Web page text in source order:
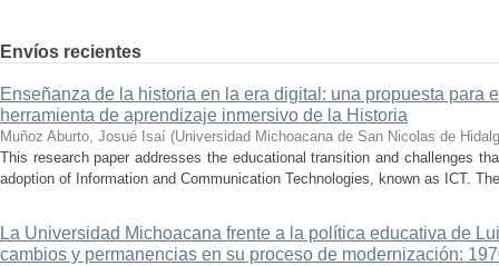
Envíos recientes
Enseñanza de la historia en la era digital: una propuesta para
herramienta de aprendizaje inmersivo de la Historia
Muñoz Aburto, Josué Isaí (Universidad Michoacana de San Nicolas de
This research paper addresses the educational transition and challenges
adoption of Information and Communication Technologies, known as ICT.
La Universidad Michoacana frente a la política educativa de
cambios y permanencias en su proceso de modernización: